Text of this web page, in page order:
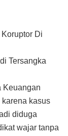
Di
Tersangka
Keuangan
kasus
diduga
wajar tanpa